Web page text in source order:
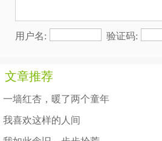
用户名: 验证码:
文章推荐
一墙红杏，暖了两个童年
我喜欢这样的人间